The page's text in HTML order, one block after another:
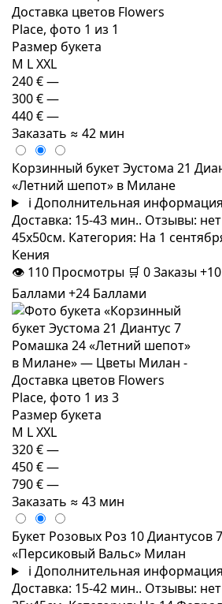
Размер букета
M LXXL
240 €—
300 €—
440 €—
Заказать ≈ 42 мин
Корзинный букет Эустома 21
«Летний шепот» в Милане
i Дополнительная информация
Доставка: 15-43 мин.. Отзывы:
45x50см. Категория: На 1
Кения
👁 110 Просмотры 🛒 0Заказы
Баллами +24 Баллами
Размер букета
M LXXL
320 €—
450 €—
790 €—
Заказать ≈ 43 мин
Букет Розовых Роз 10 Диантусов
«Персиковый Вальс» Милан
i Дополнительная информация
Доставка: 15-42 мин.. Отзывы: